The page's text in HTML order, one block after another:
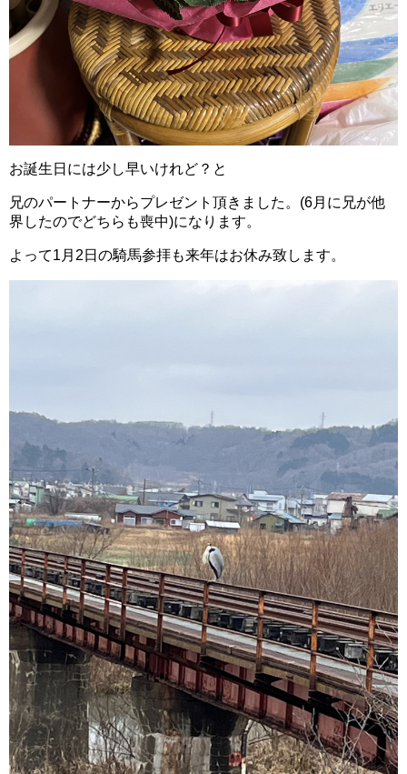
お誕生日には少し早いけれど？と
兄のパートナーからプレゼント頂きました。(6月に兄が他
界したのでどちらも喪中)になります。
よって1月2日の騎馬参拝も来年はお休み致します。